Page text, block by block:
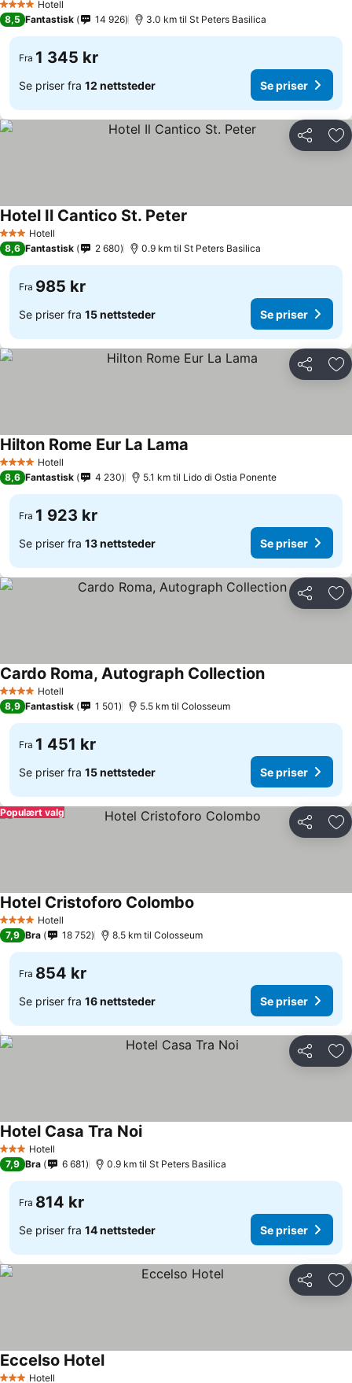
4 StjernerHotell
8,5 Fantastisk 14 926 3.0 km til St Peters Basilica
Fra 1 345 kr
Se priser fra 12 nettsteder Se priser
Del
3 StjernerHotell
Hotel Il Cantico St. Peter
8,6 Fantastisk 2 680 0.9 km til St Peters Basilica
Fra 985 kr
Se priser fra 15 nettsteder Se priser
Del
4 StjernerHotell
Hilton Rome Eur La Lama
8,6 Fantastisk 4 230 5.1 km til Lido di Ostia Ponente
Fra 1 923 kr
Se priser fra 13 nettsteder Se priser
Del
4 StjernerHotell
Cardo Roma, Autograph Collection
8,9 Fantastisk 1 501 5.5 km til Colosseum
Fra 1 451 kr
Se priser fra 15 nettsteder Se priser
Del
Populært valg
4 StjernerHotell
Hotel Cristoforo Colombo
7,9 Bra 18 752 8.5 km til Colosseum
Fra 854 kr
Se priser fra 16 nettsteder Se priser
Del
3 StjernerHotell
Hotel Casa Tra Noi
7,9 Bra 6 681 0.9 km til St Peters Basilica
Fra 814 kr
Se priser fra 14 nettsteder Se priser
Del
Hotell
Eccelso Hotel